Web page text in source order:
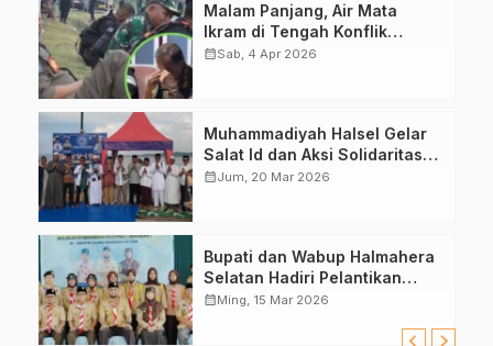
Malam Panjang, Air Mata
Ikram di Tengah Konflik
Halteng
calendar_monthSab, 4 Apr 2026
Muhammadiyah Halsel Gelar
Salat Id dan Aksi Solidaritas
Palestina
calendar_monthJum, 20 Mar 2026
Bupati dan Wabup Halmahera
Selatan Hadiri Pelantikan
Mabiran Pramuka se-Kwarcab
calendar_monthMing, 15 Mar 2026